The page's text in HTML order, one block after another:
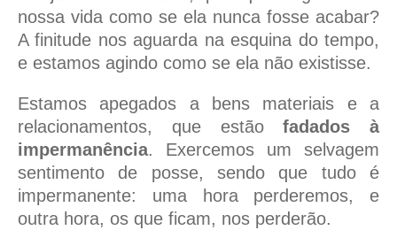
nossa vida como se ela nunca fosse acabar?
A finitude nos aguarda na esquina do tempo,
e estamos agindo como se ela não existisse.
Estamos apegados a bens materiais e a
relacionamentos, que estãofadados à
impermanência. Exercemos um selvagem
sentimento de posse, sendo que tudo é
impermanente: uma hora perderemos, e
outra hora, os que ficam, nos perderão.